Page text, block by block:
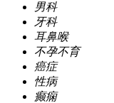
男科
牙科
耳鼻喉
不孕不育
癌症
性病
癫痫